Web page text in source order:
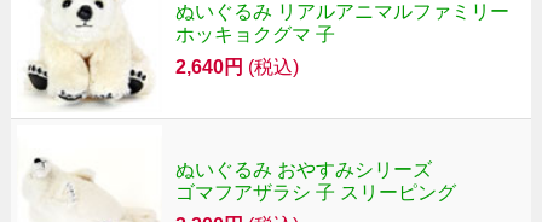
ぬいぐるみ リアルアニマルファミリー
ホッキョクグマ 子
2,640円 (税込)
ぬいぐるみ おやすみシリーズ
ゴマフアザラシ 子 スリーピング